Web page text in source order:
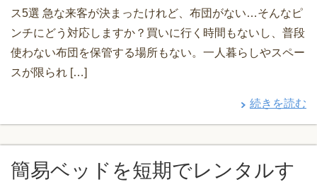
ス5選 急な来客が決まったけれど、布団がない…そんなピ
ンチにどう対応しますか？買いに行く時間もないし、普段
使わない布団を保管する場所もない。一人暮らしやスペー
スが限られ […]
続きを読む
簡易ベッドを短期でレンタルす